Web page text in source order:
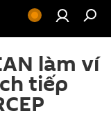
làm ví
tiếp